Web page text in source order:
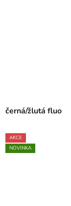
černá/žlutá fluo
AKCE
NOVINKA